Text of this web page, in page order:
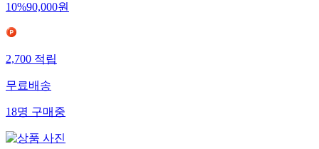
10%90,000원
2,700 적립
무료배송
18명 구매중